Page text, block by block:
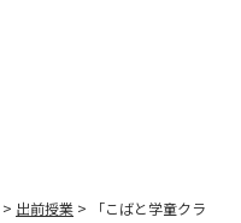
> 出前授業 >
「こばと学童クラ